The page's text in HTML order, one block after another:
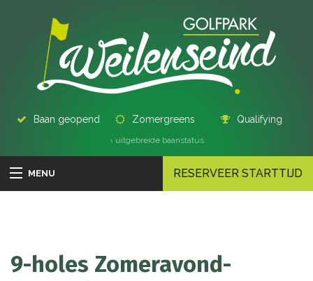
Baan geopend Zomergreens Qualifying
› uitgebreide baanstatus
RESERVEER STARTTIJD
MENU
9-holes Zomeravond-